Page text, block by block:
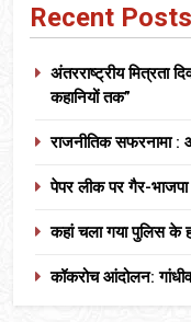
Recent Posts
अंतरराष्ट्रीय मित्रता
कहानियों तक”
राजनीतिक सफरनामा
पेपर लीक पर गैर-
कहां चला गया पुलिस के
कॉकरोच आंदोलन: